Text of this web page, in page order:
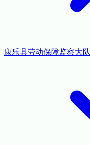
康乐县劳动保障监察大队